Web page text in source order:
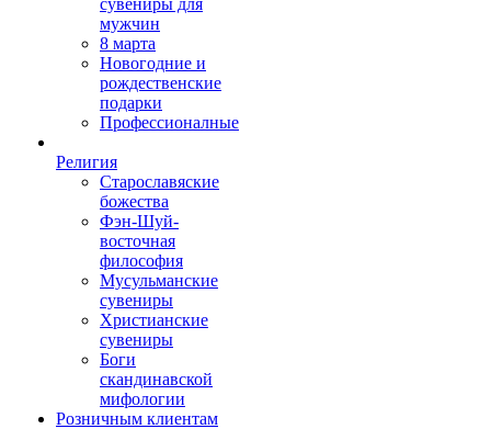
сувениры для
мужчин
8 марта
Новогодние и
рождественские
подарки
Профессионалные
Религия
Старославяские
божества
Фэн-Шуй-
восточная
философия
Мусульманские
сувениры
Христианские
сувениры
Боги
скандинавской
мифологии
Розничным клиентам